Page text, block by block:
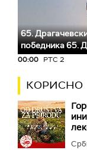
65.
победника 65.
00:00 РТС 2
КОРИСНО